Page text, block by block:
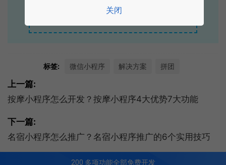
点击获取报价
标签: 微信小程序 解决方案 拼团
上一篇:
按摩小程序怎么开发？按摩小程序4大优势7大功能
下一篇:
名宿小程序怎么推广？名宿小程序推广的6个实用技巧
200 多项功能全部免费开发
关闭